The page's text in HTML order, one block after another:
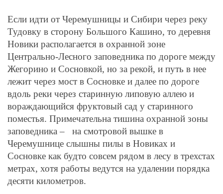
Если идти от Черемушницы и Сибири через реку
Тудовку в сторону Большого Кашино, то деревня
Новики располагается в охранной зоне
Центрально-Лесного заповедника по дороге между
Жегорино и Сосновкой, но за рекой, и путь в нее
лежит через мост в Сосновке и далее по дороге
вдоль реки через старинную липовую аллею и
вораждающийся фруктовый сад у старинного
поместья. Примечательна тишина охранной зоны
заповедника – на смотровой вышке в
Черемушнице слышны пилы в Новиках и
Сосновке как будто совсем рядом в лесу в трехстах
метрах, хотя работы ведутся на удалении порядка
десяти километров.